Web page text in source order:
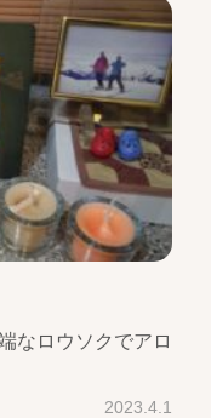
なロウソクでアロ
2023.4.1